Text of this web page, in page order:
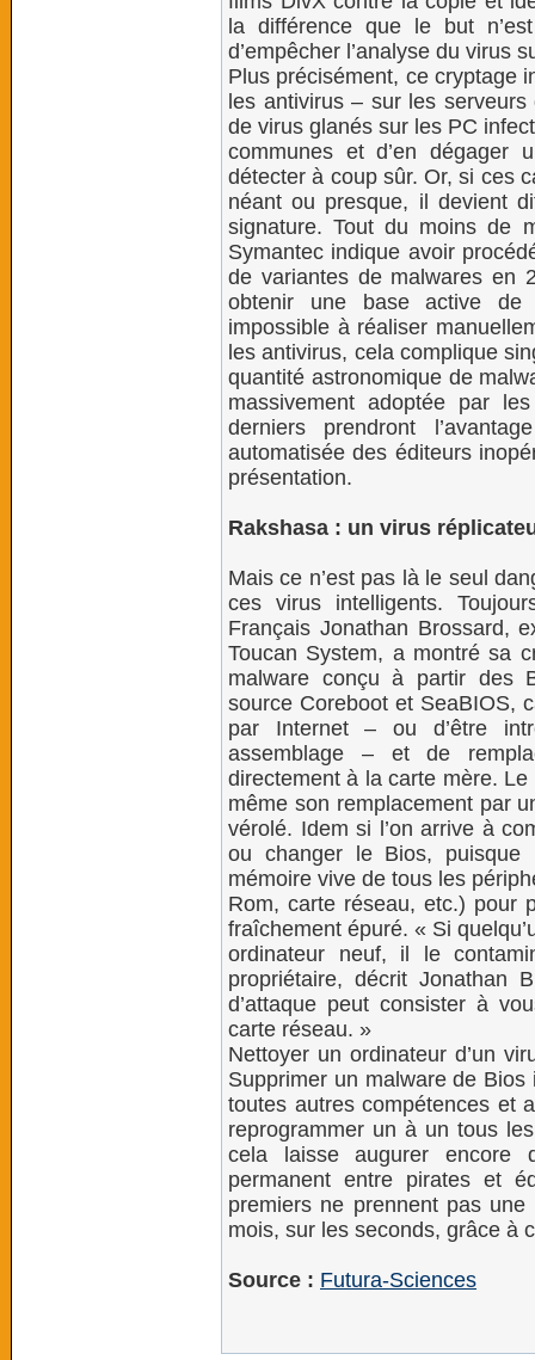
la différence que le but
d’empêcher l’analyse du virus
Plus précisément, ce cryptage
les antivirus – sur les
de virus glanés sur les PC
communes et d’en dégager
détecter à coup sûr. Or, si ces
néant ou presque, il devient
signature. Tout du moins de
Symantec indique avoir
de variantes de malwares en
obtenir une base active
impossible à réaliser
les antivirus, cela complique
quantité astronomique de
massivement adoptée par
derniers prendront
automatisée des éditeurs
présentation.
Rakshasa : un virus
Mais ce n’est pas là le seul
ces virus intelligents.
Français Jonathan Brossard,
Toucan System, a montré sa
malware conçu à partir des
source Coreboot et SeaBIOS,
par Internet – ou d’être
assemblage – et de
directement à la carte mère.
même son remplacement par
vérolé. Idem si l’on arrive à
ou changer le Bios,
mémoire vive de tous les
Rom, carte réseau, etc.) pour
fraîchement épuré. « Si
ordinateur neuf, il le
propriétaire, décrit Jonathan
d’attaque peut consister à
carte réseau. »
Nettoyer un ordinateur d’un
Supprimer un malware de
toutes autres compétences et
reprogrammer un à un tous
cela laisse augurer encore
permanent entre pirates et
premiers ne prennent pas
mois, sur les seconds, grâce à
Source : Futura-Sciences